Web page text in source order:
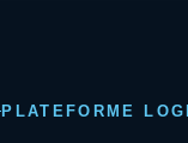
PLATEFORME